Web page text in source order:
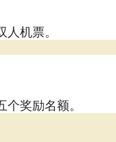
机票。
奖励名额。